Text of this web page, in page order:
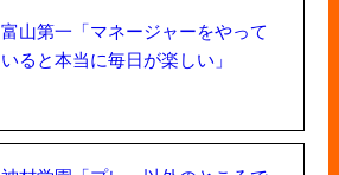
富山第一「マネージャーをやって
いると本当に毎日が楽しい」